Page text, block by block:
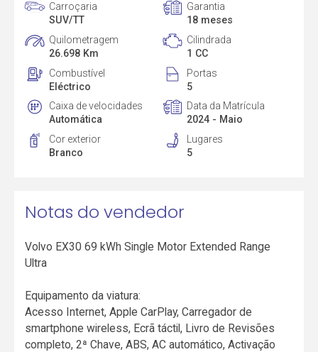
Carroçaria
SUV/TT
Garantia
18 meses
Quilometragem
26.698 Km
Cilindrada
1 CC
Combustível
Eléctrico
Portas
5
Caixa de velocidades
Automática
Data da Matrícula
2024 - Maio
Cor exterior
Branco
Lugares
5
Notas do vendedor
Volvo EX30 69 kWh Single Motor Extended Range
Ultra
Equipamento da viatura:
Acesso Internet, Apple CarPlay, Carregador de
smartphone wireless, Ecrã táctil, Livro de Revisões
completo, 2ª Chave, ABS, AC automático, Activação